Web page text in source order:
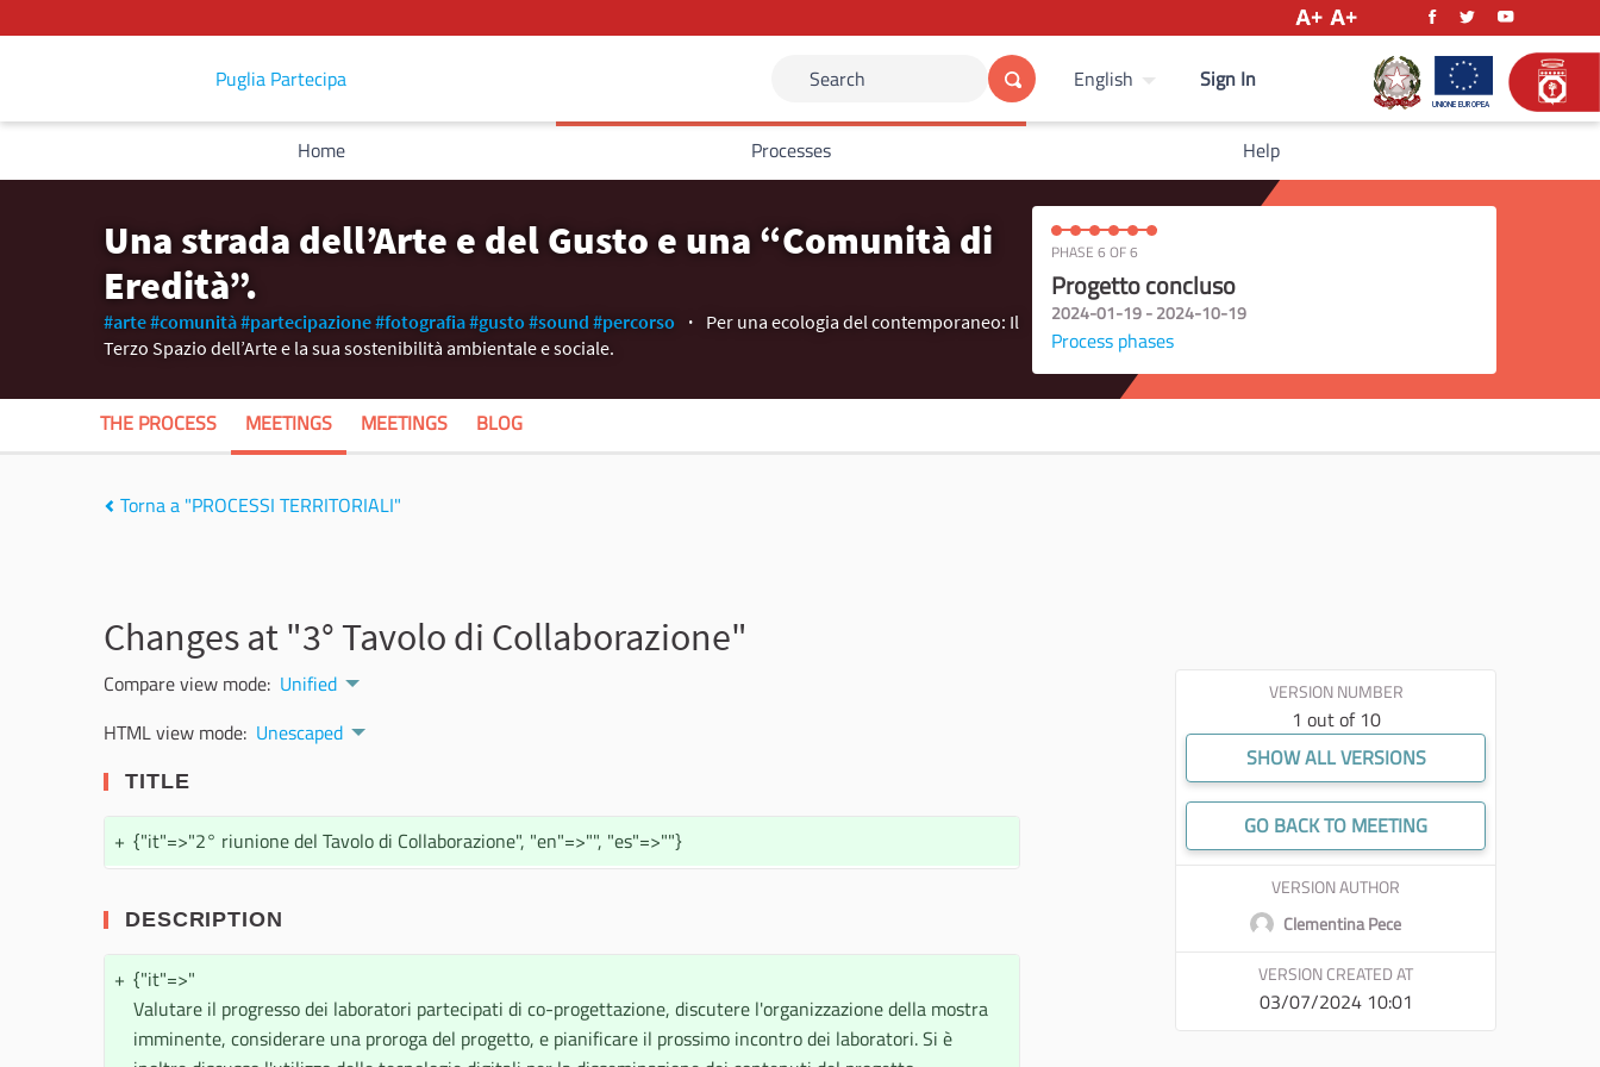
Puglia Partecipa Search English Sign In
Home Processes Help
Una strada dell’Arte e del Gusto e una “Comunità di
Eredità”.
#arte#comunità#partecipazione#fotografia#gusto #sound #percorso
Per una ecologia del contemporaneo: Il
Terzo Spazio dell’Arte e la sua sostenibilità ambientale e sociale.
PHASE 6 OF 6
Progetto concluso
2024-01-19 - 2024-10-19
Process phases
THE PROCESS MEETINGS MEETINGS BLOG
Torna a "PROCESSI TERRITORIALI"
Changes at "3° Tavolo di Collaborazione"
Compare view mode: Unified
HTML view mode: Unescaped
TITLE
+ {"it"=>"2° riunione del Tavolo di Collaborazione", "en"=>"", "es"=>""}
DESCRIPTION
+ {"it"=>"
Valutare il progresso dei laboratori partecipati di co-progettazione, discutere l'organizzazione della mostra
imminente, considerare una proroga del progetto, e pianificare il prossimo incontro dei laboratori. Si è
VERSION NUMBER
1 out of 10
SHOW ALL VERSIONS
GO BACK TO MEETING
VERSION AUTHOR
Clementina Pece
VERSION CREATED AT
03/07/2024 10:01